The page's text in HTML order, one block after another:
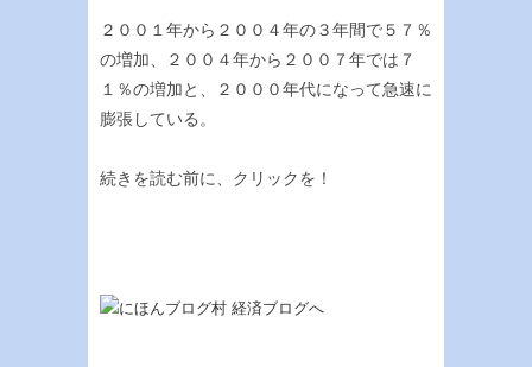
２００１年から２００４年の３年間で５７％
の増加、２００４年から２００７年では７
１％の増加と、２０００年代になって急速に
膨張している。
続きを読む前に、クリックを！